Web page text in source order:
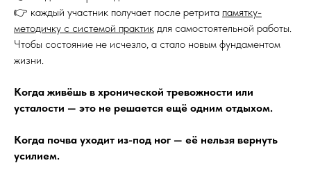
👉 каждый участник получает после ретрита памятку-
методичку с системой практик для самостоятельной работы.
Чтобы состояние не исчезло, а стало новым фундаментом
жизни.
Когда живёшь в хронической тревожности или
усталости — это не решается ещё одним отдыхом.
Когда почва уходит из-под ног — её нельзя вернуть
усилием.